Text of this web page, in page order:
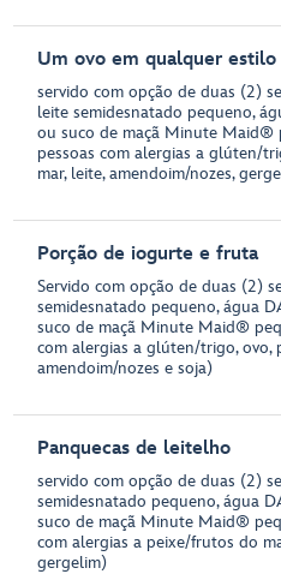
Um ovo em qualquer estilo
servido com opção de duas (2)
leite semidesnatado pequeno,
ou suco de maçã Minute Maid®
pessoas com alergias a glúten/
mar, leite, amendoim/nozes,
Porção de iogurte e fruta
Servido com opção de duas (2)
semidesnatado pequeno, água
suco de maçã Minute Maid®
com alergias a glúten/trigo, ovo,
amendoim/nozes e soja)
Panquecas de leitelho
servido com opção de duas (2)
semidesnatado pequeno, água
suco de maçã Minute Maid®
com alergias a peixe/frutos do
gergelim)